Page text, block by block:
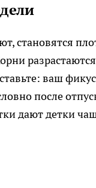
становятся
ваш
после
дают детки